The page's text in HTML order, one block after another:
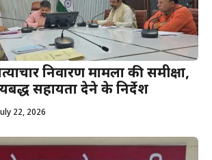
निवारण मामलों की समीक्षा,
सहायता देने के निर्देश
22, 2026